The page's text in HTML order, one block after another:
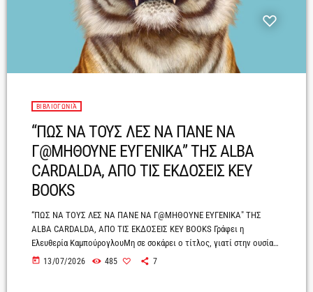
ΒΙΒΛΙΟΓΩΝΙΆ
“ΠΩΣ ΝΑ ΤΟΥΣ ΛΕΣ ΝΑ ΠΑΝΕ ΝΑ
Γ@ΜΗΘΟΥΝΕ ΕΥΓΕΝΙΚΑ” TΗΣ ALBA
CARDALDA, ΑΠΟ ΤΙΣ ΕΚΔΟΣΕΙΣ KEY
BOOKS
“ΠΩΣ ΝΑ ΤΟΥΣ ΛΕΣ ΝΑ ΠΑΝΕ ΝΑ Γ@ΜΗΘΟΥΝΕ ΕΥΓΕΝΙΚΑ" ΤΗΣ
ALBA CARDALDA, ΑΠΟ ΤΙΣ ΕΚΔΟΣΕΙΣ KEY BOOKS Γράφει η
Ελευθερία ΚαμπούρογλουΜη σε σοκάρει ο τίτλος, γιατί στην ουσία
είναι αυτό που αισθάνεσαι να ξεστομίσεις κάθε φορά που κάποιος σε
today 13/07/2026 485 7